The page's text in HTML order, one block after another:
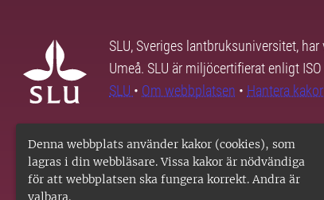
Denna webbplats använder kakor (cookies), som
lagras i din webbläsare. Vissa kakor är nödvändiga
för att webbplatsen ska fungera korrekt. Andra är
valbara.
SLU, Sveriges lantbruksuniversitet,
Umeå. SLU är miljöcertifierat enligt
SLU • Om webbplatsen • Hantera kakor